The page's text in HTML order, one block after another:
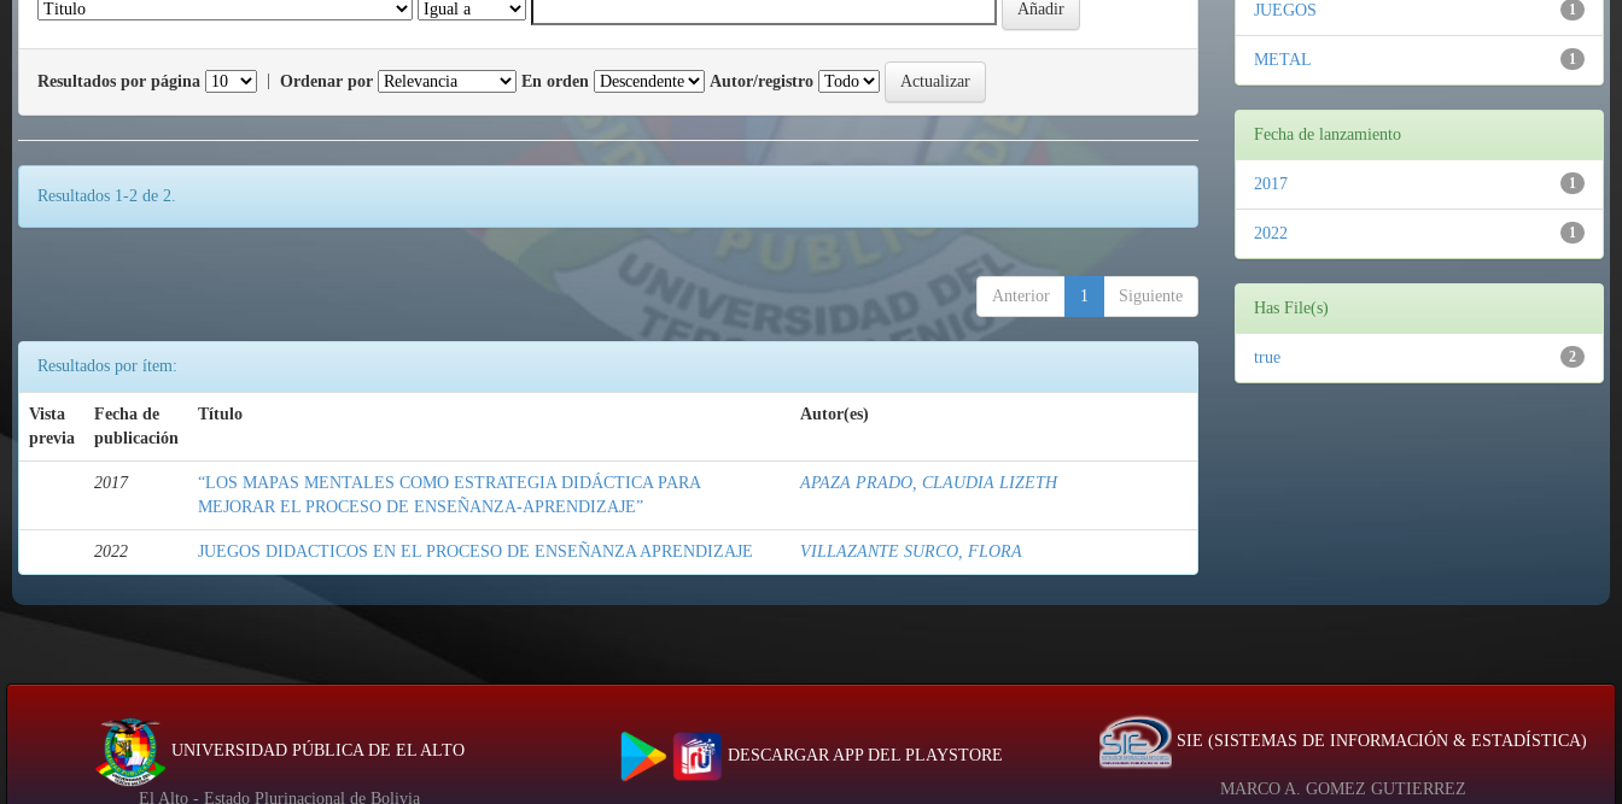
Resultados por página Ordenar por En orden Autor/registro
Resultados 1-2 de 2.
Anterior 1 Siguiente
Resultados por ítem:
Vista
previa
Fecha de
publicación
Título Autor(es)
2017
“LOS MAPAS MENTALES COMO ESTRATEGIA DIDÁCTICA PARA
MEJORAR EL PROCESO DE ENSEÑANZA-APRENDIZAJE”
APAZA PRADO, CLAUDIA LIZETH
2022 JUEGOS DIDACTICOS EN EL PROCESO DE ENSEÑANZA APRENDIZAJE VILLAZANTE SURCO, FLORA
1
JUEGOS
1
METAL
Fecha de lanzamiento
1
2017
1
2022
Has File(s)
2
true
UNIVERSIDAD PÚBLICA DE EL ALTO
El Alto - Estado Plurinacional de Bolivia
DESCARGAR APP DEL PLAYSTORE
SIE (SISTEMAS DE INFORMACIÓN & ESTADÍSTICA)
MARCO A. GOMEZ GUTIERREZ